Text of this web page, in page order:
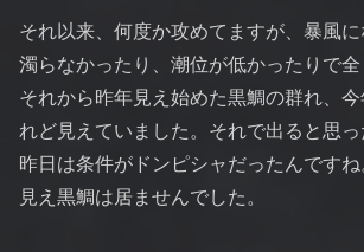
それ以来、何度か攻めてますが、暴風に
濁らなかったり、潮位が低かったりで全
それから昨年見え始めた黒鯛の群れ、
れど見えていました。それで出ると思っ
昨日は条件がドンピシャだったんです
見え黒鯛は居ませんでした。